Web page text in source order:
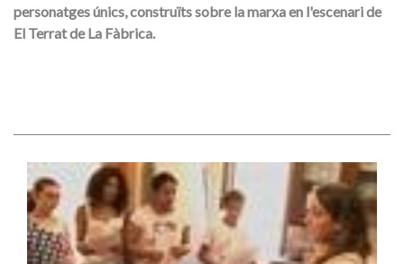
personatges únics, construïts sobre la marxa en l'escenari de
El Terrat de La Fàbrica.